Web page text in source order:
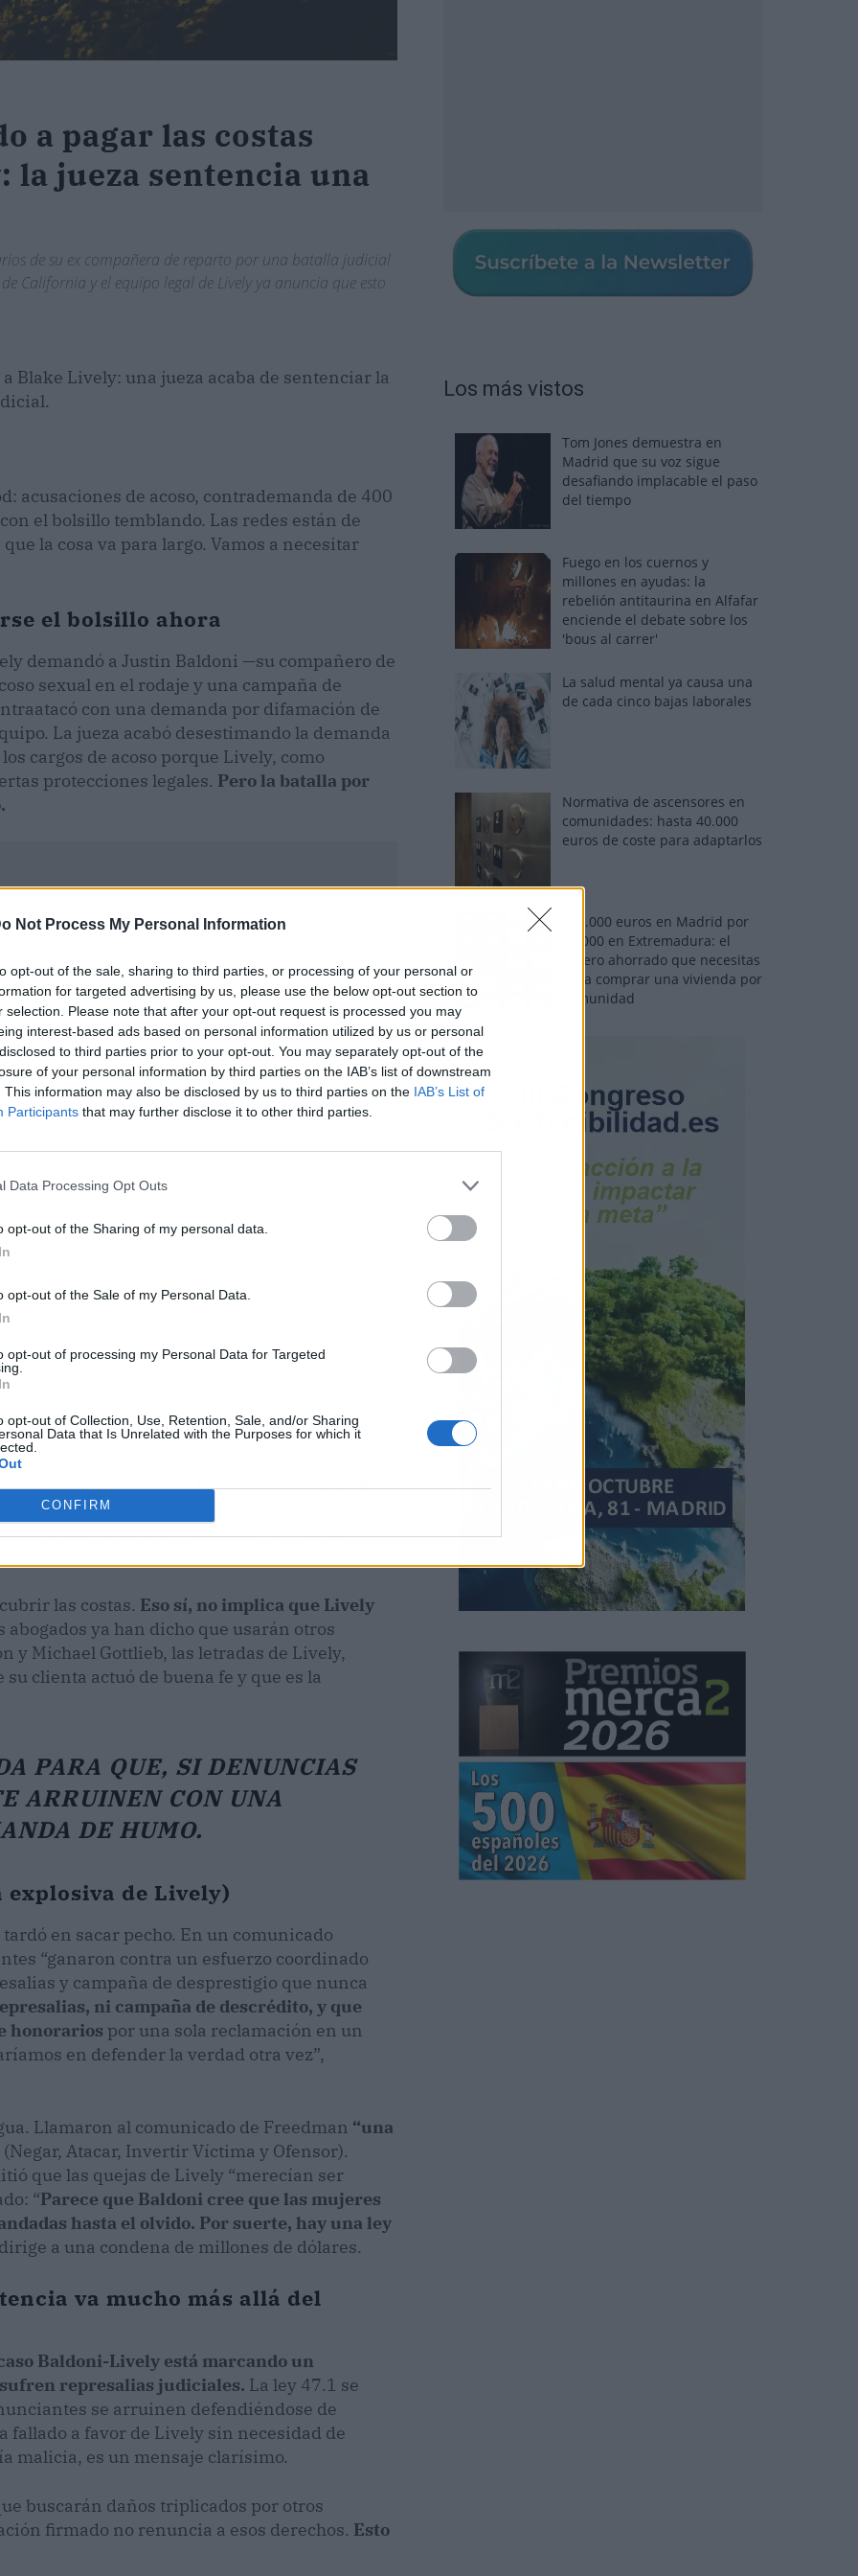
Not Process My Personal Information
opt-out of the sale, sharing to third parties, or processing of your personal or
for targeted advertising by us, please use the below opt-out section to
selection. Please note that after your opt-out request is processed you may
interest-based ads based on personal information utilized by us or personal
to third parties prior to your opt-out. You may separately opt-out of the
of your personal information by third parties on the IAB’s list of downstream
This information may also be disclosed by us to third parties on the IAB’s List of
Participants that may further disclose it to other third parties.
Data Processing Opt Outs
opt-out of the Sharing of my personal data.
opt-out of the Sale of my Personal Data.
opt-out of processing my Personal Data for Targeted
opt-out of Collection, Use, Retention, Sale, and/or Sharing
Data that Is Unrelated with the Purposes for which it
CONFIRM
a pagar las costas
la jueza sentencia una
de su ex compañera de reparto por una batalla judicial
California y el equipo legal de Lively ya anuncia que esto
Blake Lively: una jueza acaba de sentenciar la
acusaciones de acoso, contrademanda de 400
el bolsillo temblando. Las redes están de
la cosa va para largo. Vamos a necesitar
el bolsillo ahora
demandó a Justin Baldoni —su compañero de
sexual en el rodaje y una campaña de
con una demanda por difamación de
La jueza acabó desestimando la demanda
cargos de acoso porque Lively, como
protecciones legales. Pero la batalla por
la ley 47.1, una norma nacida al calor del
buena fe recuperar los honorarios de
por difamación.La clave: el equipo de
con malicia.
apenas presentó evidencias de que las
las costas. Eso sí, no implica que Lively
abogados ya han dicho que usarán otros
y Michael Gottlieb, las letradas de Lively,
clienta actuó de buena fe y que es la
PARA QUE, SI DENUNCIAS
ARRUINEN CON UNA
DE HUMO.
de Lively)
en sacar pecho. En un comunicado
“ganaron contra un esfuerzo coordinado
y campaña de desprestigio que nunca
ni campaña de descrédito, y que
honorarios por una sola reclamación en un
en defender la verdad otra vez”,
Llamaron al comunicado de Freedman “una
(Negar, Atacar, Invertir Víctima y Ofensor).
que las quejas de Lively “merecían ser
“Parece que Baldoni cree que las mujeres
hasta el olvido. Por suerte, hay una ley
a una condena de millones de dólares.
va mucho más allá del
Baldoni-Lively está marcando un
represalias judiciales. La ley 47.1 se
se arruinen defendiéndose de
fallado a favor de Lively sin necesidad de
malicia, es un mensaje clarísimo.
buscarán daños triplicados por otros
firmado no renuncia a esos derechos. Esto
Los más vistos
Tom Jones demuestra en
Madrid que su voz sigue
desafiando implacable el paso
del tiempo
Fuego en los cuernos y
millones en ayudas: la
rebelión antitaurina en Alfafar
enciende el debate sobre los
'bous al carrer'
La salud mental ya causa una
de cada cinco bajas laborales
Normativa de ascensores en
comunidades: hasta 40.000
euros de coste para adaptarlos
110.000 euros en Madrid por
31.000 en Extremadura: el
dinero ahorrado que necesitas
para comprar una vivienda por
comunidad